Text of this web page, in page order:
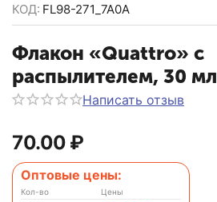
КОД: FL98-271_7A0A
Флакон «Quattro» с
распылителем, 30 мл
Написать отзыв
70.00 ₽
Оптовые цены:
Кол-во Цены